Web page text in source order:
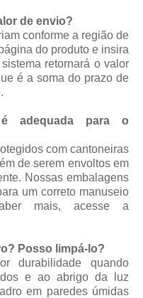
de envio?
conforme a região de
do produto e insira
retornará o valor
é a soma do prazo de
adequada para o
com cantoneiras
de serem envoltos em
Nossas embalagens
um correto manuseio
mais, acesse a
Posso limpá-lo?
durabilidade quando
e ao abrigo da luz
em paredes úmidas